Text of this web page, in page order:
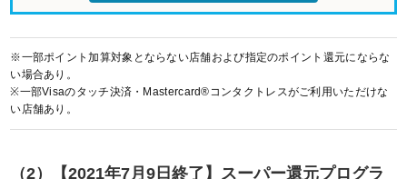
※一部ポイント加算対象とならない店舗および指定のポイント還元にならな
い場合あり。
※一部Visaのタッチ決済・Mastercard®コンタクトレスがご利用いただけな
い店舗あり。
（2）【2021年7月9日終了】スーパー還元プログラ